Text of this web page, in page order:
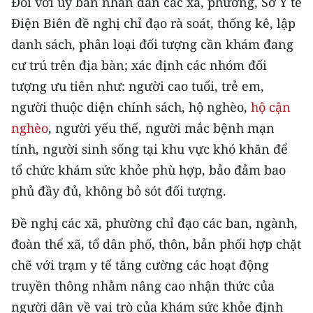
CHUYÊN ĐỀ
CÁC CHUYÊN TRANG
VỀ BÁO NHÂN DÂN
THỜI NAY
NHÂN DÂN CUỐI TUẦN
MUA BÁO
ĐỌC BÁO IN
Điện Biên đề nghị chỉ đạo rà soát, thống kê, lập
danh sách, phân loại đối tượng cần khám đang
cư trú trên địa bàn; xác định các nhóm đối
tượng ưu tiên như: người cao tuổi, trẻ em,
người thuộc diện chính sách, hộ nghèo, hộ cận
nghèo, người yếu thế, người mắc bệnh mạn
tính, người sinh sống tại khu vực khó khăn để
tổ chức khám sức khỏe phù hợp, bảo đảm bao
phủ đầy đủ, không bỏ sót đối tượng.
Đề nghị các xã, phường chỉ đạo các ban, ngành,
đoàn thể xã, tổ dân phố, thôn, bản phối hợp chặt
chẽ với trạm y tế tăng cường các hoạt động
truyền thông nhằm nâng cao nhận thức của
người dân về vai trò của khám sức khỏe định